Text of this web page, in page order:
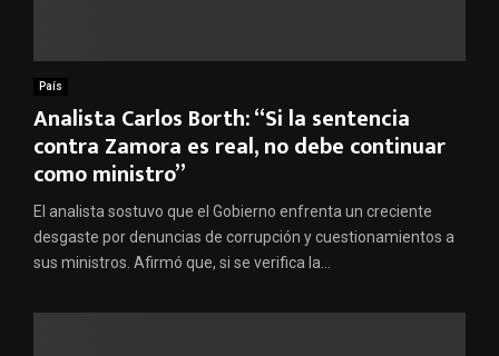
País
Analista Carlos Borth: “Si la sentencia
contra Zamora es real, no debe continuar
como ministro”
El analista sostuvo que el Gobierno enfrenta un creciente
desgaste por denuncias de corrupción y cuestionamientos a
sus ministros. Afirmó que, si se verifica la...